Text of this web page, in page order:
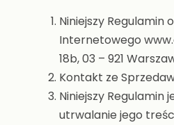
Niniejszy
Internetowego
18b, 03 – 921
Kontakt ze
Niniejszy
utrwalanie jego